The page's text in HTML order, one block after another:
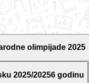
olimpijade 2025
2025/20256 godinu